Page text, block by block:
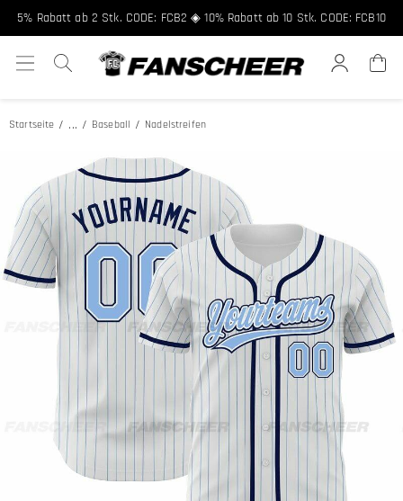
FCNEW8
5% Rabatt ab 2 Stk. CODE: FCB2 ◈ 10% Rabatt ab 10 Stk. CODE: FCB10
Startseite ... Baseball Nadelstreifen